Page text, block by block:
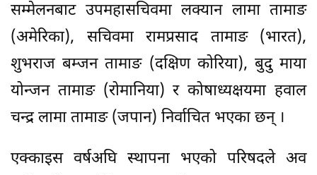
सम्मेलनबाट उपमहासचिवमा लक्यान लामा तामाङ
(अमेरिका), सचिवमा रामप्रसाद तामाङ (भारत),
शुभराज बम्जन तामाङ (दक्षिण कोरिया), बुदु माया
योन्जन तामाङ (रोमानिया) र कोषाध्यक्षयमा हवाल
चन्द्र लामा तामाङ (जपान) निर्वाचित भएका छन् ।
एक्काइस वर्षअघि स्थापना भएको परिषदले अव